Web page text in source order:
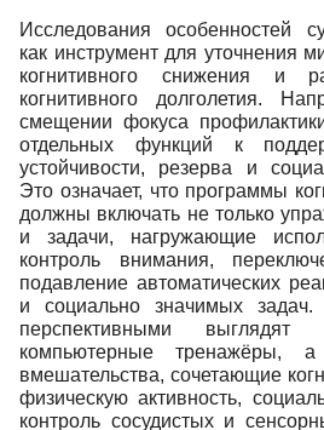
Исследования особенностей
как инструмент для уточнения
когнитивного снижения и
когнитивного долголетия.
смещении фокуса
отдельных функций к
устойчивости, резерва и
Это означает, что программы
должны включать не только
и задачи, нагружающие
контроль внимания,
подавление автоматических
и социально значимых
перспективными выглядят
компьютерные тренажёры, а
вмешательства, сочетающие
физическую активность,
контроль сосудистых и